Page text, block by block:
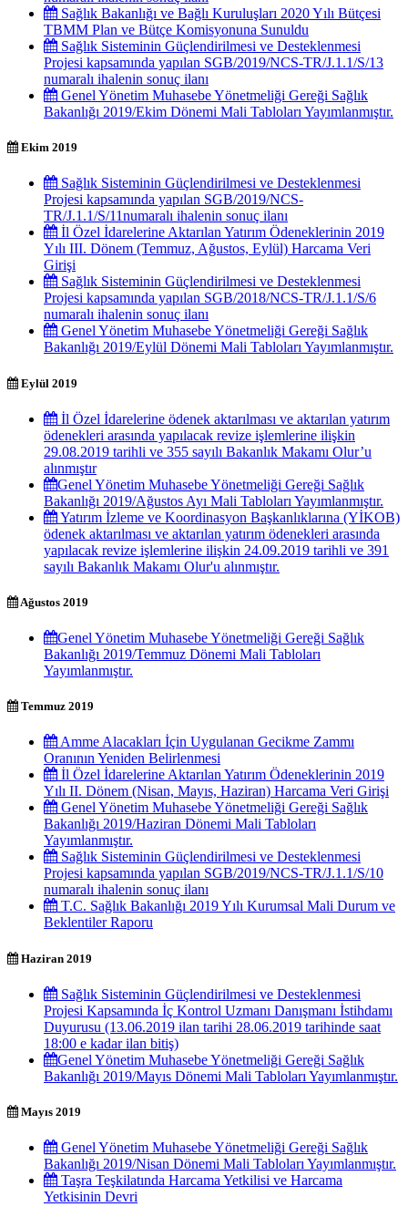
Sağlık Bakanlığı ve Bağlı Kuruluşları 2020 Yılı Bütçesi
TBMM Plan ve Bütçe Komisyonuna Sunuldu
Sağlık Sisteminin Güçlendirilmesi ve Desteklenmesi
Projesi kapsamında yapılan SGB/2019/NCS-TR/J.1.1/S/13
numaralı ihalenin sonuç ilanı
Genel Yönetim Muhasebe Yönetmeliği Gereği Sağlık
Bakanlığı 2019/Ekim Dönemi Mali Tabloları Yayımlanmıştır.
Ekim 2019
Sağlık Sisteminin Güçlendirilmesi ve Desteklenmesi
Projesi kapsamında yapılan SGB/2019/NCS-
TR/J.1.1/S/11numaralı ihalenin sonuç ilanı
İl Özel İdarelerine Aktarılan Yatırım Ödeneklerinin 2019
Yılı III. Dönem (Temmuz, Ağustos, Eylül) Harcama Veri
Girişi
Sağlık Sisteminin Güçlendirilmesi ve Desteklenmesi
Projesi kapsamında yapılan SGB/2018/NCS-TR/J.1.1/S/6
numaralı ihalenin sonuç ilanı
Genel Yönetim Muhasebe Yönetmeliği Gereği Sağlık
Bakanlığı 2019/Eylül Dönemi Mali Tabloları Yayımlanmıştır.
Eylül 2019
İl Özel İdarelerine ödenek aktarılması ve aktarılan yatırım
ödenekleri arasında yapılacak revize işlemlerine ilişkin
29.08.2019 tarihli ve 355 sayılı Bakanlık Makamı Olur’u
alınmıştır
​​Genel Yönetim Muhasebe Yönetmeliği Gereği Sağlık
Bakanlığı 2019/Ağustos Ayı Mali Tabloları Yayımlanmıştır.
Yatırım İzleme ve Koordinasyon Başkanlıklarına (YİKOB)
ödenek aktarılması ve aktarılan yatırım ödenekleri arasında
yapılacak revize işlemlerine ilişkin 24.09.2019 tarihli ve 391
sayılı Bakanlık Makamı Olur'u alınmıştır.
Ağustos 2019
​​Genel Yönetim Muhasebe Yönetmeliği Gereği Sağlık
Bakanlığı 2019/Temmuz Dönemi Mali Tabloları
Yayımlanmıştır.
Temmuz 2019
Amme Alacakları İçin Uygulanan Gecikme Zammı
Oranının Yeniden Belirlenmesi
İl Özel İdarelerine Aktarılan Yatırım Ödeneklerinin 2019
Yılı II. Dönem (Nisan, Mayıs, Haziran) Harcama Veri Girişi
Genel Yönetim Muhasebe Yönetmeliği Gereği Sağlık
Bakanlığı 2019/Haziran Dönemi Mali Tabloları
Yayımlanmıştır.
Sağlık Sisteminin Güçlendirilmesi ve Desteklenmesi
Projesi kapsamında yapılan SGB/2019/NCS-TR/J.1.1/S/10
numaralı ihalenin sonuç ilanı
T.C. Sağlık Bakanlığı 2019 Yılı Kurumsal Mali Durum ve
Beklentiler Raporu
Haziran 2019
Sağlık Sisteminin Güçlendirilmesi ve Desteklenmesi
Projesi Kapsamında İç Kontrol Uzmanı Danışmanı İstihdamı
Duyurusu (13.06.2019 ilan tarihi 28.06.2019 tarihinde saat
18:00 e kadar ilan bitiş)
​​Genel Yönetim Muhasebe Yönetmeliği Gereği Sağlık
Bakanlığı 2019/Mayıs​​ Dönemi Mali Tabloları Yayımlanmıştır.
Mayıs 2019
Genel Yönetim Muhasebe Yönetmeliği Gereği Sağlık
Bakanlığı 2019/Nisan Dönemi Mali Tabloları Yayımlanmıştır.
Taşra Teşkilatında Harcama Yetkilisi ve Harcama
Yetkisinin Devri